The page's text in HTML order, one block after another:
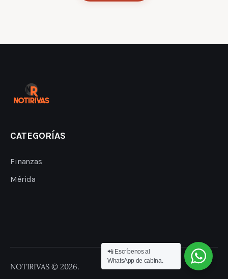
CATEGORÍAS
Finanzas
Mérida
NOTIRIVAS © 2026.
📲 Escríbenos al
WhatsApp de cabina.